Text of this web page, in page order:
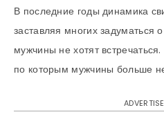
В последние годы динамика
заставляя многих задуматься
мужчины не хотят
по которым мужчины больше не